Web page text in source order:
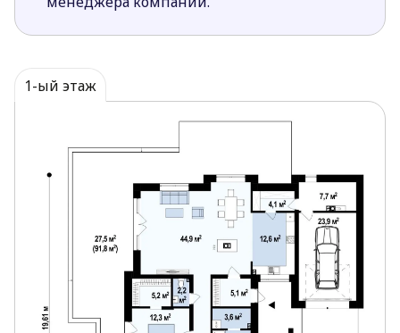
части дома создает камин.
состоит из 3 комфортных спален.
Проектирование современного дома является
в удобстве и качестве своего будущего дома.
1-ый этаж